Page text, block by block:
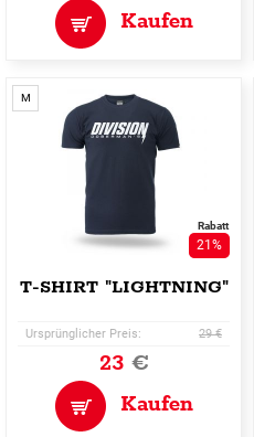
Kaufen
M
Rabatt
21%
T-SHIRT "LIGHTNING"
Ursprünglicher Preis: 29 €
23€
Kaufen